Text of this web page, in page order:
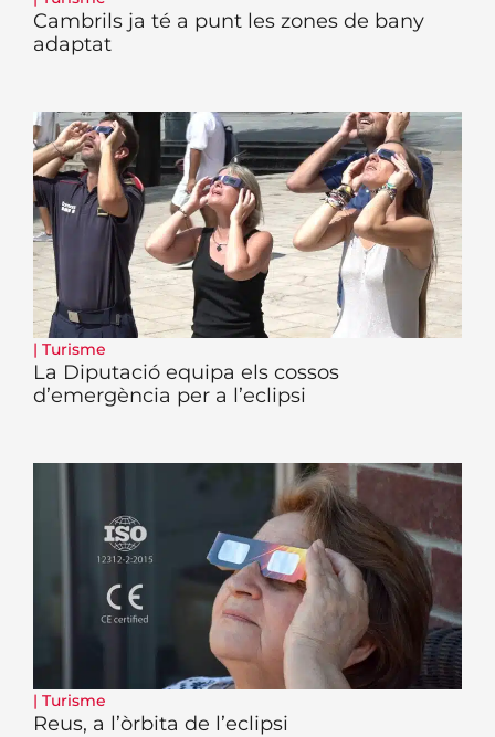
Cambrils ja té a punt les zones de bany
adaptat
| Turisme
La Diputació equipa els cossos
d’emergència per a l’eclipsi
| Turisme
Reus, a l’òrbita de l’eclipsi